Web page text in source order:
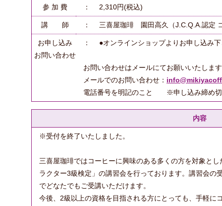
参 加 費 ： 2,310円(税込)
講 師 ： 三喜屋珈琲 園田高久（J.C.Q.A.認定
お申し込み
お問い合わせ
： ●オンラインショップよりお申し込み
お問い合わせはメールにてお願いいたしま
メールでのお問い合わせ：
電話番号を明記のこと ※申し込み締め切
内容
※受付を終了いたしました。
三喜屋珈琲ではコーヒーに興味のある多くの方を対象と
ラクター3級検定」の講習会を行っております。講習会の
でどなたでもご受講いただけます。
今後、2級以上の資格を目指される方にとっても、手軽に